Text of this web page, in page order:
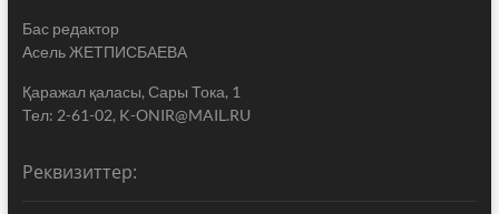
Бас редактор
Асель ЖЕТПИСБАЕВА
Қаражал қаласы, Сары Тока, 1
Тел: 2-61-02, K-ONIR@MAIL.RU
Реквизиттер: